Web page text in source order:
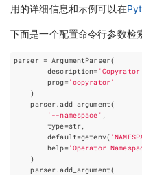
用的详细信息和示例可以在
下面是一个配置命令行参数检
parser = ArgumentParser(
description=
prog='copyrator'
)
parser .add_argument(
'--namespace'
type=str
default=getenv(
help='Operator
)
parser .add_argument(